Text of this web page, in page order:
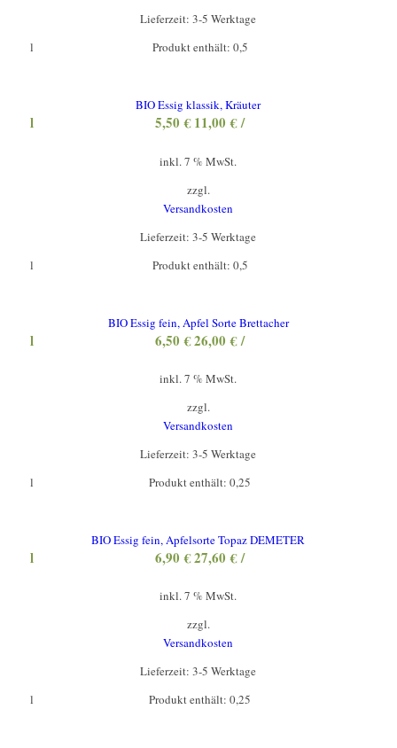
Lieferzeit:3-5 Werktage
Produkt enthält: 0,5
l
BIO Essig klassik, Kräuter
5,50€11,00€/
l
inkl. 7 % MwSt.
zzgl.
Versandkosten
Lieferzeit:3-5 Werktage
Produkt enthält: 0,5
l
BIO Essig fein, Apfel Sorte Brettacher
6,50€26,00€/
l
inkl. 7 % MwSt.
zzgl.
Versandkosten
Lieferzeit:3-5 Werktage
Produkt enthält: 0,25
l
BIO Essig fein, Apfelsorte Topaz DEMETER
6,90€27,60€/
l
inkl. 7 % MwSt.
zzgl.
Versandkosten
Lieferzeit:3-5 Werktage
Produkt enthält: 0,25
l